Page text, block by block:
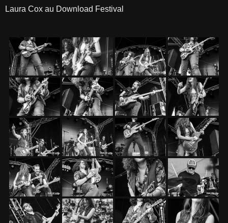
Laura Cox au Download Festival